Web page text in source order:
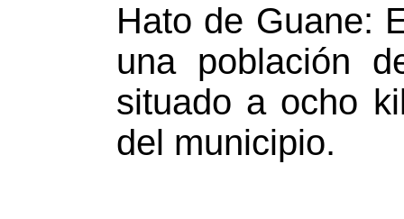
Hato de Guane:
una población
situado a ocho
del municipio.